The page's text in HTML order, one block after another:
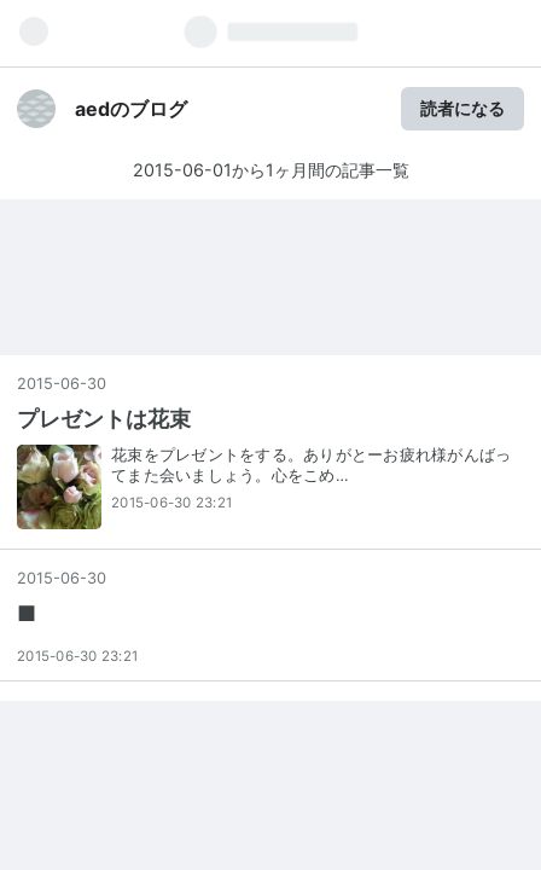
aedのブログ 読者になる
2015-06-01から1ヶ月間の記事一覧
2015-06-30
プレゼントは花束
花束をプレゼントをする。ありがとーお疲れ様がんばっ
てまた会いましょう。心をこめ…
2015-06-30 23:21
2015-06-30
■
2015-06-30 23:21